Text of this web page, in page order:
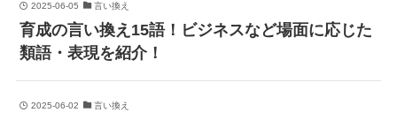
2025-06-05 言い換え
育成の言い換え15語！ビジネスなど場面に応じた
類語・表現を紹介！
2025-06-02 言い換え